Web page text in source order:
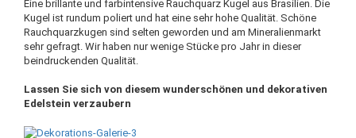
Eine brillante und farbintensive Rauchquarz Kugel aus Brasilien. Die
Kugel ist rundum poliert und hat eine sehr hohe Qualität. Schöne
Rauchquarzkugen sind selten geworden und am Mineralienmarkt
sehr gefragt. Wir haben nur wenige Stücke pro Jahr in dieser
beindruckenden Qualität.
Lassen Sie sich von diesem wunderschönen und dekorativen
Edelstein verzaubern